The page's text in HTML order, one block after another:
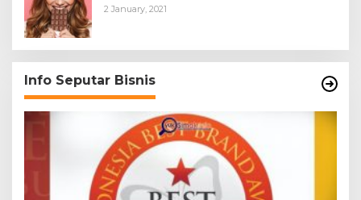
2 January, 2021
Info Seputar Bisnis